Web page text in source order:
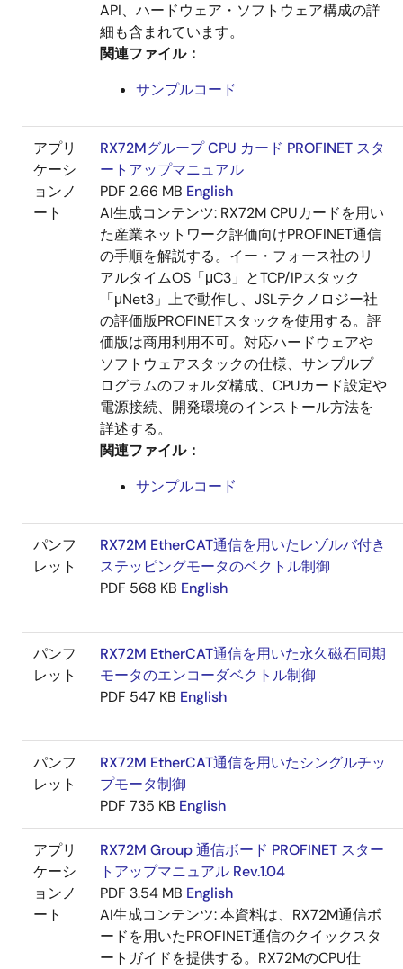
API、ハードウェア・ソフトウェア構成の詳
細も含まれています。
関連ファイル：
サンプルコード
アプリ
ケーシ
ョンノ
ート
RX72Mグループ CPU カード PROFINET スタ
ートアップマニュアル
PDF 2.66 MB English
AI生成コンテンツ: RX72M CPUカードを用い
た産業ネットワーク評価向けPROFINET通信
の手順を解説する。イー・フォース社のリ
アルタイムOS「μC3」とTCP/IPスタック
「μNet3」上で動作し、JSLテクノロジー社
の評価版PROFINETスタックを使用する。評
価版は商用利用不可。対応ハードウェアや
ソフトウェアスタックの仕様、サンプルプ
ログラムのフォルダ構成、CPUカード設定や
電源接続、開発環境のインストール方法を
詳述する。
関連ファイル：
サンプルコード
パンフ
レット
RX72M EtherCAT通信を用いたレゾルバ付き
ステッピングモータのベクトル制御
PDF 568 KB English
パンフ
レット
RX72M EtherCAT通信を用いた永久磁石同期
モータのエンコーダベクトル制御
PDF 547 KB English
パンフ
レット
RX72M EtherCAT通信を用いたシングルチッ
プモータ制御
PDF 735 KB English
アプリ
ケーシ
ョンノ
ート
RX72M Group 通信ボード PROFINET スター
トアップマニュアル Rev.1.04
PDF 3.54 MB English
AI生成コンテンツ:本資料は、RX72M通信ボ
ードを用いたPROFINET通信のクイックスタ
ートガイドを提供する。RX72MのCPU仕